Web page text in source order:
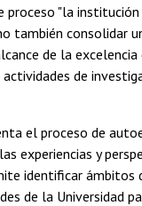
proceso "la
también consolidar
de la excelencia
de
el proceso de
experiencias y
identificar ámbitos
de la Universidad